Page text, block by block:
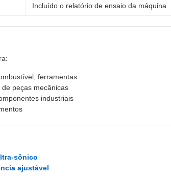
Incluído o relatório de ensaio da máquina
ferramentas
peças mecânicas
industriais
sônico
ajustável